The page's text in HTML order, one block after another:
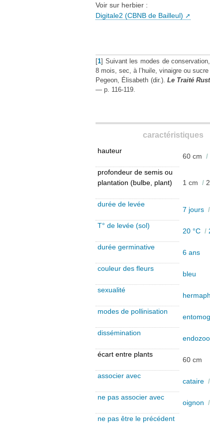
Voir sur herbier :
Digitale2 (CBNB de Bailleul)
[1] Suivant les modes de
8 mois, sec, à l’huile, vinaigre ou
Pegeon, Élisabeth (dir.). Le Traité
— p. 116-119.
caractéristiques
hauteur
60 cm /
profondeur de semis ou
plantation (bulbe, plant)
1 cm /
durée de levée
7 jours /
T° de levée (sol)
20 °C /
durée germinative
6 ans
couleur des fleurs
bleu
sexualité
modes de pollinisation
dissémination
écart entre plants
60 cm
associer avec
cataire
ne pas associer avec
oignon /
ne pas être le précédent